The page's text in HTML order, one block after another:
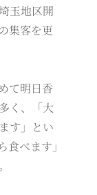
玉地区開
集客を更
て明日香
く、「大
す」とい
べます」